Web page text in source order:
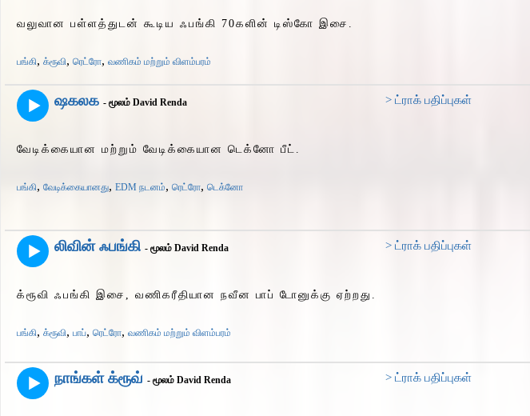
வலுவான பள்ளத்துடன் கூடிய ஃபங்கி 70களின் டிஸ்கோ இசை.
பங்கி, க்ரூவி, ரெட்ரோ, வணிகம் மற்றும் விளம்பரம்
ஷகலக - மூலம் David Renda > ட்ராக் பதிப்புகள்
வேடிக்கையான மற்றும் வேடிக்கையான டெக்னோ பீட்.
பங்கி, வேடிக்கையானது, EDM நடனம், ரெட்ரோ, டெக்னோ
லிவின் ஃபங்கி - மூலம் David Renda > ட்ராக் பதிப்புகள்
க்ரூவி ஃபங்கி இசை, வணிகரீதியான நவீன பாப் டோனுக்கு ஏற்றது.
பங்கி, க்ரூவி, பாப், ரெட்ரோ, வணிகம் மற்றும் விளம்பரம்
நாங்கள் க்ரூவ் - மூலம் David Renda > ட்ராக் பதிப்புகள்